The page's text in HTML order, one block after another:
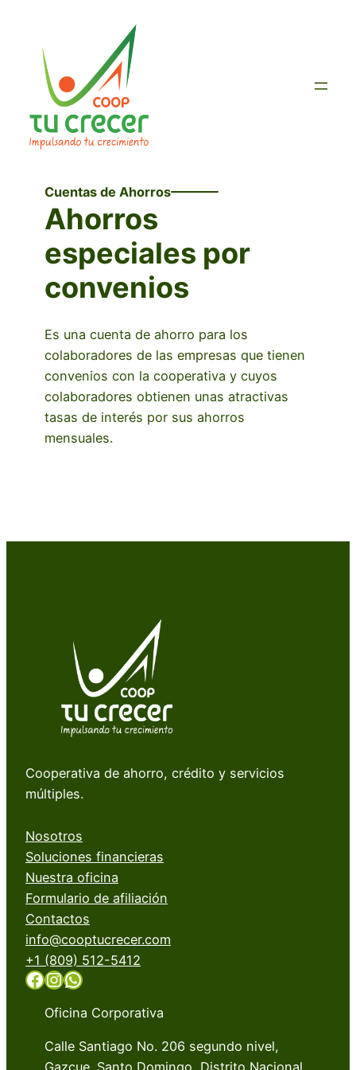
contenido
Cuentas de Ahorros
Ahorros
especiales por
convenios
Es una cuenta de ahorro para los
colaboradores de las empresas que tienen
convenios con la cooperativa y cuyos
colaboradores obtienen unas atractivas
tasas de interés por sus ahorros
mensuales.
Cooperativa de ahorro, crédito y servicios
múltiples.
Nosotros
Soluciones financieras
Nuestra oficina
Formulario de afiliación
Contactos
info@cooptucrecer.com
+1 (809) 512-5412
Facebook InstagramWhatsApp
Oficina Corporativa
Calle Santiago No. 206 segundo nivel,